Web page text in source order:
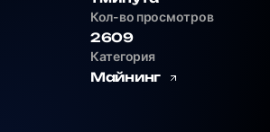
Кол-во просмотров
2609
Категория
Майнинг